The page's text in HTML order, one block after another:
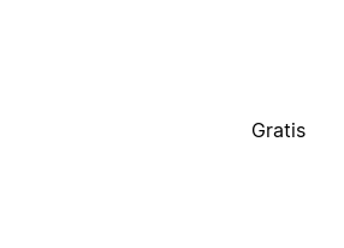
Gratis